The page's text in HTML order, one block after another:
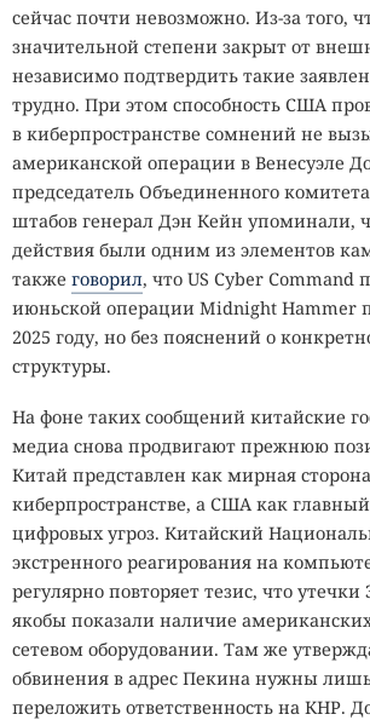
сейчас почти невозможно. Из-за того,
значительной степени закрыт от
независимо подтвердить такие
трудно. При этом способность США
в киберпространстве сомнений не
американской операции в Венесуэле
председатель Объединенного
штабов генерал Дэн Кейн упоминали,
действия были одним из элементов
также говорил, что US Cyber Command
июньской операции Midnight Hammer
2025 году, но без пояснений о
структуры.
На фоне таких сообщений китайские
медиа снова продвигают прежнюю
Китай представлен как мирная
киберпространстве, а США как
цифровых угроз. Китайский
экстренного реагирования на
регулярно повторяет тезис, что
якобы показали наличие
сетевом оборудовании. Там же
обвинения в адрес Пекина нужны
переложить ответственность на КНР.